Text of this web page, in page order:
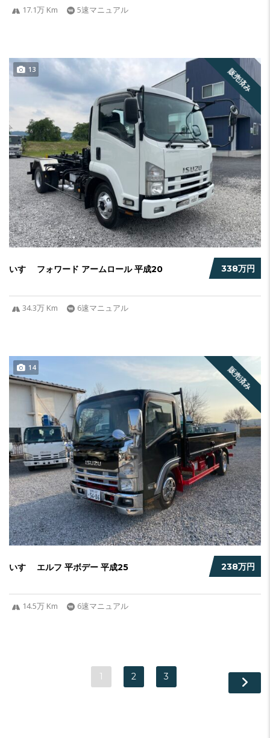
17.1万 Km 5速マニュアル
販売済み
13
338万円
いすゞ フォワード アームロール 平成20
34.3万 Km 6速マニュアル
販売済み
14
238万円
いすゞ エルフ 平ボデー 平成25
14.5万 Km 6速マニュアル
1 2 3